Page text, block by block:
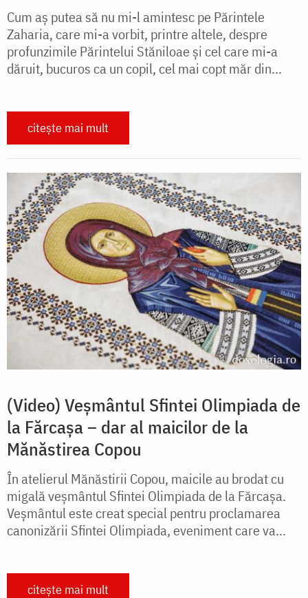
Cum aș putea să nu mi-l amintesc pe Părintele
Zaharia, care mi-a vorbit, printre altele, despre
profunzimile Părintelui Stăniloae și cel care mi-a
dăruit, bucuros ca un copil, cel mai copt măr din...
citește mai mult
(Video) Veșmântul Sfintei Olimpiada de
la Fărcașa – dar al maicilor de la
Mănăstirea Copou
În atelierul Mănăstirii Copou, maicile au brodat cu
migală veșmântul Sfintei Olimpiada de la Fărcașa.
Veșmântul este creat special pentru proclamarea
canonizării Sfintei Olimpiada, eveniment care va...
citește mai mult